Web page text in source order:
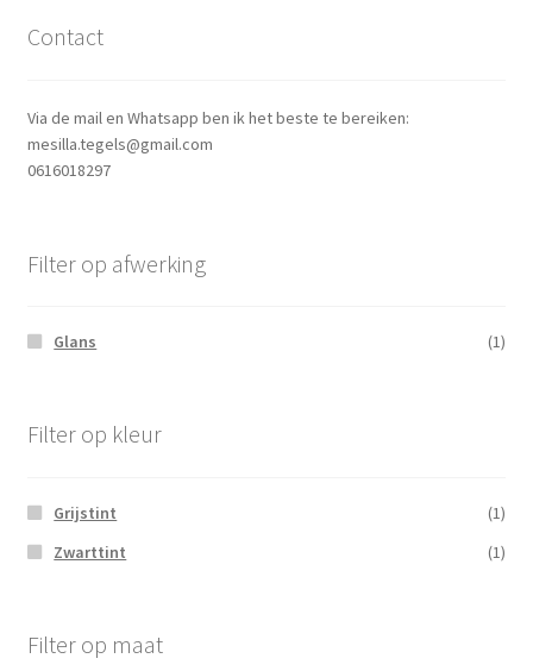
Contact
Via de mail en Whatsapp ben ik het beste te bereiken:
mesilla.tegels@gmail.com
0616018297
Filter op afwerking
Glans (1)
Filter op kleur
Grijstint
(1)
Zwarttint
(1)
Filter op maat